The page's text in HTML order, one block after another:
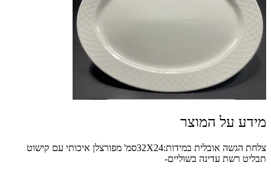
מידע על המוצר
צלחת הגשה אובלית במידות:32X24סמ' מפורצלן איכותי עם קישוט
תבליט רשת עדינה בשוליים-